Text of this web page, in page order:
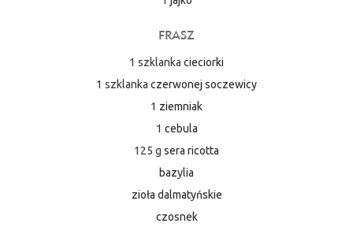
FRASZ
1 szklanka cieciorki
1 szklanka czerwonej soczewicy
1 ziemniak
1 cebula
125 g sera ricotta
bazylia
zioła dalmatyńskie
czosnek